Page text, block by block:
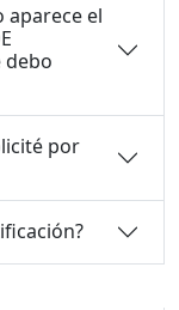
aparece el
debo
por